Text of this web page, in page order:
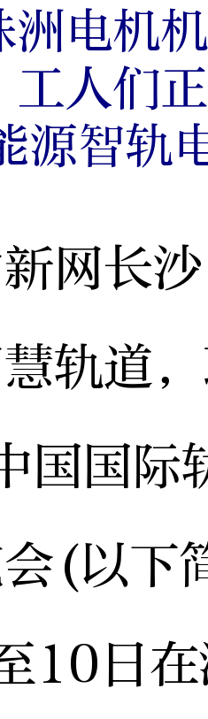
洲电机
工人们
源智轨
长沙
轨道
国国际
会(以
10日